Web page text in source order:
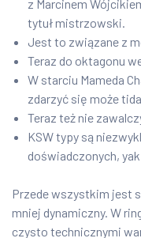
z Marcinem
tytuł mistrzowski.
Jest to związane z
Teraz do oktagonu
W starciu Mameda
zdarzyć się może
Teraz też nie
KSW typy są
doświadczonych,
Przede wszystkim jest
mniej dynamiczny. W
czysto technicznymi